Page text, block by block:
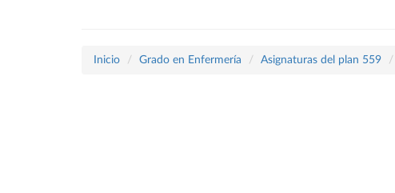
Inicio Grado en Enfermería Asignaturas del plan 559